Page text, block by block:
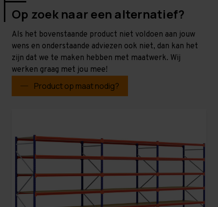
Op zoek naar een alternatief?
Als het bovenstaande product niet voldoen aan jouw
wens en onderstaande adviezen ook niet, dan kan het
zijn dat we te maken hebben met maatwerk. Wij
werken graag met jou mee!
Product op maat nodig?